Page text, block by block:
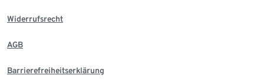
Widerrufsrecht
AGB
Barrierefreiheitserklärung